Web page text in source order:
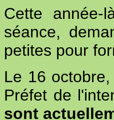
Cette année-
séance,
petites pour
Le 16
Préfet de
sont